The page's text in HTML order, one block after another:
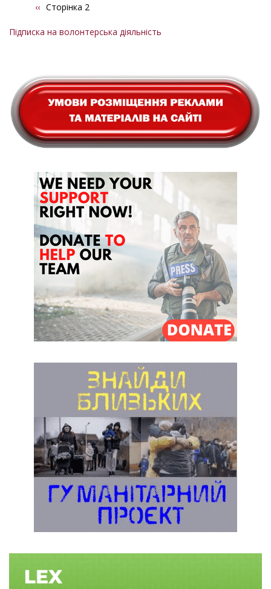
Розбивка
сторінки
Попередня
‹‹ Сторінка 2
Підписка на волонтерська діяльність